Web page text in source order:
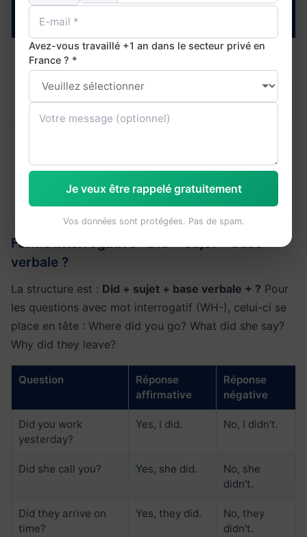
Affirmation
Négation
Négation
I worked
yesterday.
✗ I didn't
worked.
✓ I didn't work.
She went to
Paris.
went.
✓ She didn't go.
They took the
train.
✗ They didn't
✓ They didn't
Forme interrogative : Did + sujet + base
verbale ?
La structure est : Did + sujet + base verbale + ? Pour
les questions avec mot interrogatif (WH-), celui-ci se
place en tête : Where did you go? What did she say?
Why did they leave?
Question
Réponse
affirmative
Réponse
négative
Did you work
yesterday?
Yes, I did. No, I didn't.
Did she call you? Yes, she did.
No, she
didn't.
Did they arrive on
time?
Yes, they did.
No, they
didn't.
Avez-vous travaillé +1 an dans le secteur privé en
France ? *
Je veux être rappelé gratuitement
Vos données sont protégées. Pas de spam.